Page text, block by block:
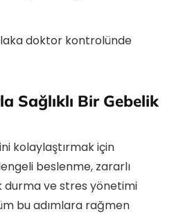
doktor kontrolünde
Sağlıklı Bir Gebelik
kolaylaştırmak için
beslenme, zararlı
durma ve stres yönetimi
bu adımlara rağmen